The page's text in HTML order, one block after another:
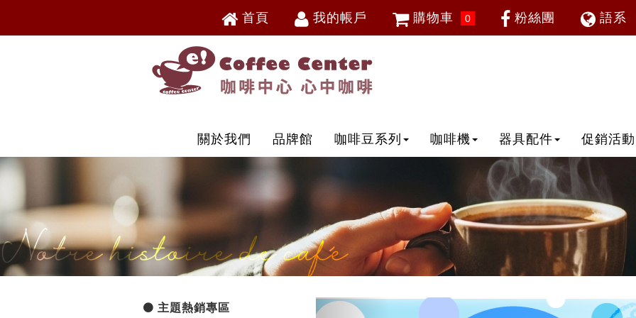
首頁 我的帳戶
忘記密碼
加入會員
VIP申請
購物車 0 粉絲團 語系
關於我們 品牌館 咖啡豆系列 咖啡機 器具配件 促銷活動
主題熱銷專區